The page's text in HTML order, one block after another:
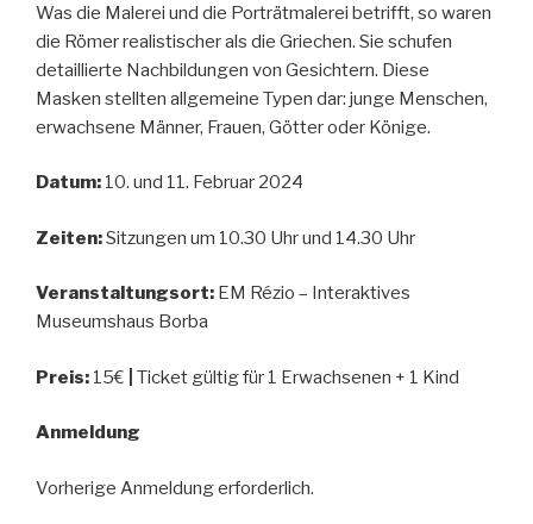
Was die Malerei und die Porträtmalerei betrifft, so waren
die Römer realistischer als die Griechen. Sie schufen
detaillierte Nachbildungen von Gesichtern. Diese
Masken stellten allgemeine Typen dar: junge Menschen,
erwachsene Männer, Frauen, Götter oder Könige.
Datum: 10. und 11. Februar 2024
Zeiten:Sitzungen um 10.30 Uhr und 14.30 Uhr
Veranstaltungsort: EM Rézio – Interaktives
Museumshaus Borba
Preis: 15€ Ticket gültig für 1 Erwachsenen + 1 Kind
Anmeldung
Vorherige Anmeldung erforderlich.